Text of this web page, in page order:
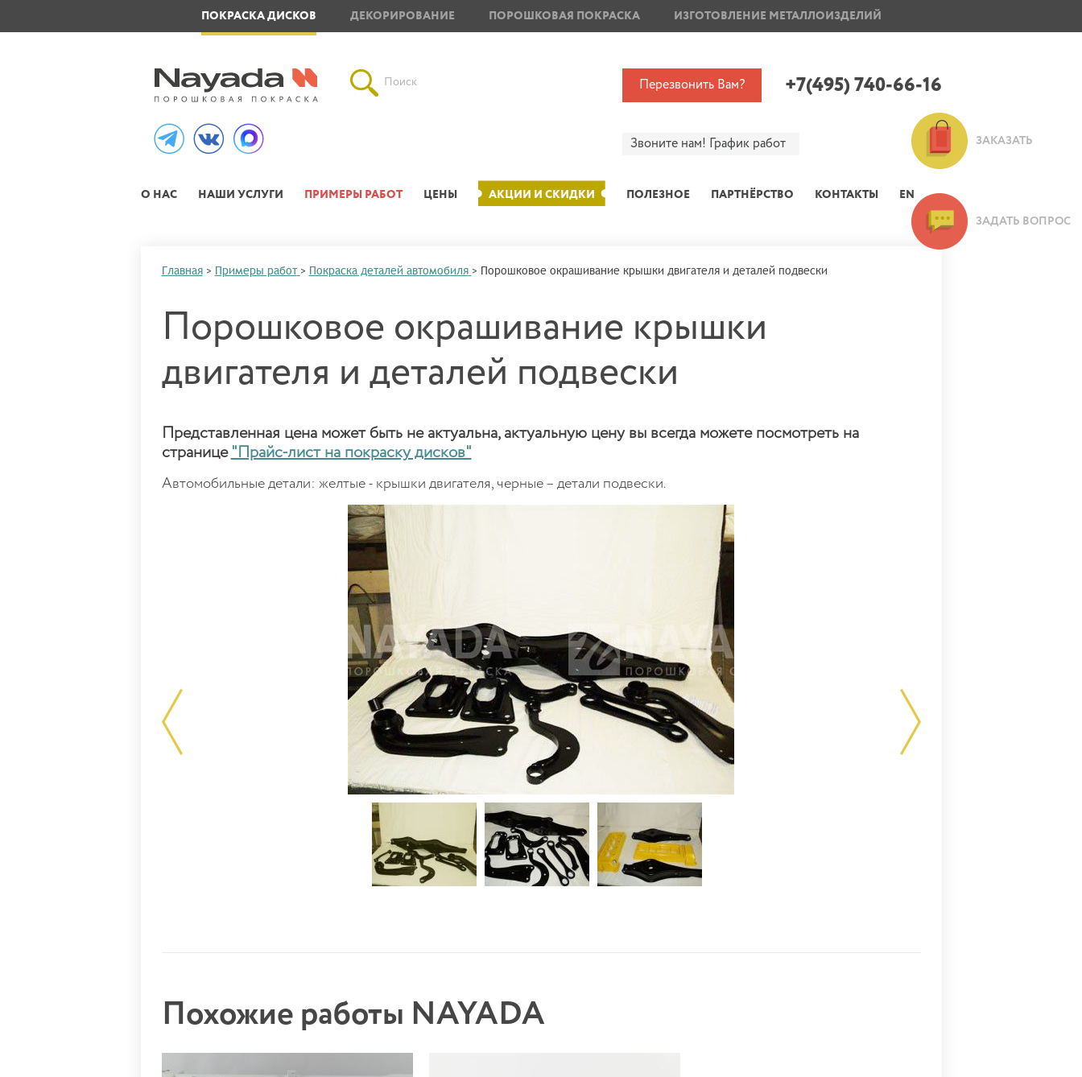
ПОКРАСКА ДИСКОВ ДЕКОРИРОВАНИЕ ПОРОШКОВАЯ ПОКРАСКА ИЗГОТОВЛЕНИЕ МЕТАЛЛОИЗДЕЛИЙ
Поиск Перезвонить Вам? +7(495) 740-66-16
Звоните нам! График работ
О НАС НАШИ УСЛУГИ ПРИМЕРЫ РАБОТ ЦЕНЫ АКЦИИ И СКИДКИ ПОЛЕЗНОЕ ПАРТНЁРСТВО КОНТАКТЫ EN
Главная > Примеры работ > Покраска деталей автомобиля > Порошковое окрашивание крышки двигателя и деталей подвески
Порошковое окрашивание крышки
двигателя и деталей подвески
Представленная цена может быть не актуальна, актуальную цену вы всегда можете посмотреть на
странице "Прайс-лист на покраску дисков"
Автомобильные детали: желтые - крышки двигателя, черные – детали подвески.
Похожие работы NAYADA
ЗАКАЗАТЬ
ЗАДАТЬ ВОПРОС